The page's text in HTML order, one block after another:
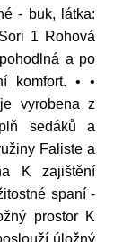
- buk, látka:
1 Rohová
a po
komfort. • •
vyrobena z
sedáků a
Faliste a
K zajištění
spaní -
prostor K
úložný